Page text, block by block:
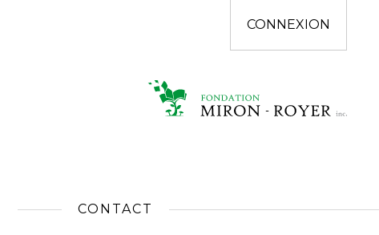
CONNEXION
CONTACT